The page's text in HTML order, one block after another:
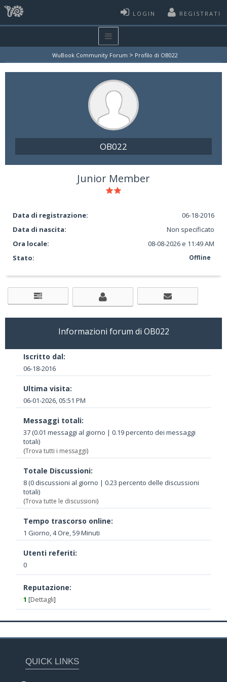
LOGIN REGISTRATI
WuBook Community Forum > Profilo di OB022
OB022
Junior Member
Data di registrazione:
06-18-2016
Data di nascita:
Non specificato
Ora locale:
08-08-2026 e 11:49 AM
Stato:
Offline
Informazioni forum di OB022
Iscritto dal:
06-18-2016
Ultima visita:
06-01-2026, 05:51 PM
Messaggi totali:
37 (0.01 messaggi al giorno | 0.19 percento dei messaggi
totali)
(Trova tutti i messaggi)
Totale Discussioni:
8 (0 discussioni al giorno | 0.23 percento delle discussioni
totali)
(Trova tutte le discussioni)
Tempo trascorso online:
1 Giorno, 4 Ore, 59 Minuti
Utenti referiti:
0
Reputazione:
1 [Dettagli]
QUICK LINKS